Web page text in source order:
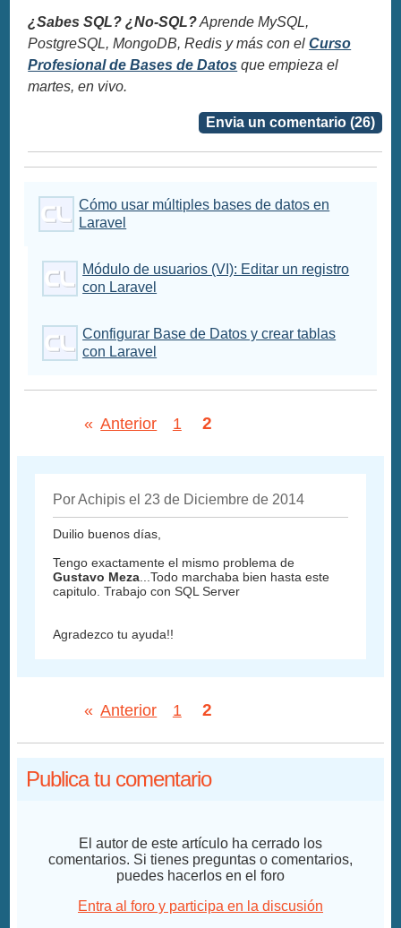
¿Sabes SQL? ¿No-SQL?Aprende MySQL,
PostgreSQL, MongoDB, Redis y más con elCurso
Profesional de Bases de Datos que empieza el
martes, en vivo.
Envia un comentario (26)
Cómo usar múltiples bases de datos en
Laravel
Módulo de usuarios (VI): Editar un registro
con Laravel
Configurar Base de Datos y crear tablas
con Laravel
« Anterior 1 2
Por Achipis el 23 de Diciembre de 2014
Duilio buenos días,
Tengo exactamente el mismo problema de
Gustavo Meza ...Todo marchaba bien hasta este
capitulo. Trabajo con SQL Server
Agradezco tu ayuda!!
« Anterior 1 2
Publica tu comentario
El autor de este artículo ha cerrado los
comentarios. Si tienes preguntas o comentarios,
puedes hacerlos en el foro
Entra al foro y participa en la discusión